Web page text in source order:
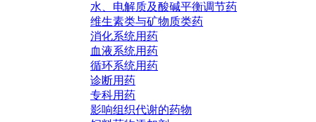
水、电解质及酸碱平衡调节药
维生素类与矿物质类药
消化系统用药
血液系统用药
循环系统用药
诊断用药
专科用药
影响组织代谢的药物